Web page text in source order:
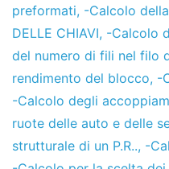
preformati, -Calcolo
DELLE CHIAVI, -Calcolo
del numero di fili nel filo
rendimento del blocco, -
-Calcolo degli
ruote delle auto e delle
strutturale di un P.R.., -